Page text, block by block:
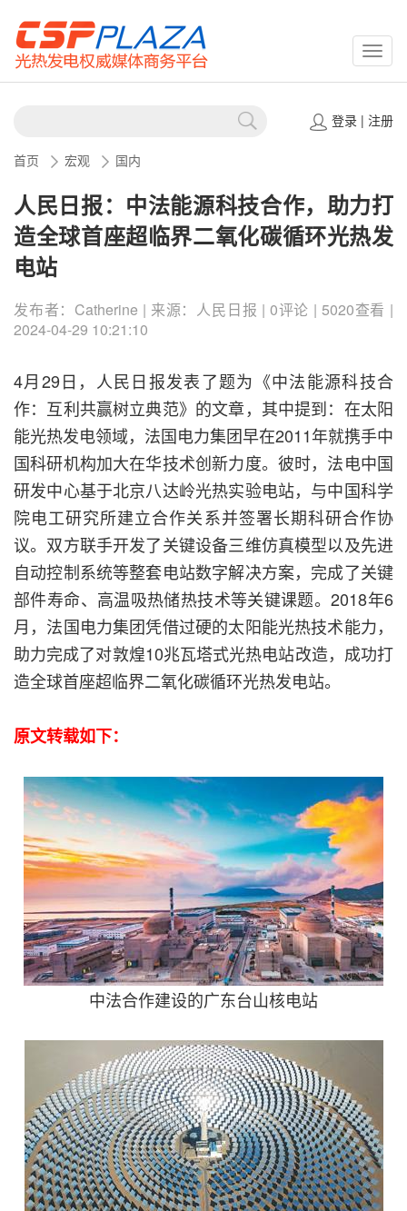
登录| 注册
首页 宏观 国内
人民日报：中法能源科技合作，助力打
造全球首座超临界二氧化碳循环光热发
电站
发布者：Catherine | 来源：人民日报 | 0评论 | 5020查看 |
2024-04-29 10:21:10
4月29日，人民日报发表了题为《中法能源科技合
作：互利共赢树立典范》的文章，其中提到：在太阳
能光热发电领域，法国电力集团早在2011年就携手中
国科研机构加大在华技术创新力度。彼时，法电中国
研发中心基于北京八达岭光热实验电站，与中国科学
院电工研究所建立合作关系并签署长期科研合作协
议。双方联手开发了关键设备三维仿真模型以及先进
自动控制系统等整套电站数字解决方案，完成了关键
部件寿命、高温吸热储热技术等关键课题。2018年6
月，法国电力集团凭借过硬的太阳能光热技术能力，
助力完成了对敦煌10兆瓦塔式光热电站改造，成功打
造全球首座超临界二氧化碳循环光热发电站。
原文转载如下：
中法合作建设的广东台山核电站